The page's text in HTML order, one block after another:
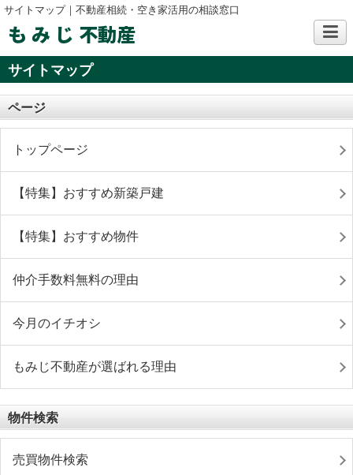
サイトマップ｜不動産相続・空き家活用の相談窓口
も み じ 不動産
サイトマップ
ページ
トップページ
【特集】おすすめ新築戸建
【特集】おすすめ物件
仲介手数料無料の理由
今月のイチオシ
もみじ不動産が選ばれる理由
物件検索
売買物件検索